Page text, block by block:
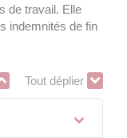
de travail. Elle
indemnités de fin
Tout déplier